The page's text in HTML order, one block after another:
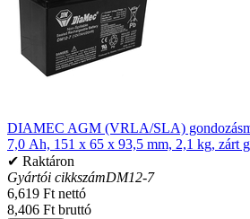
DIAMEC AGM (VRLA/SLA)
7,0 Ah, 151 x 65 x 93,5 mm, 2,1 kg, zárt
✔ Raktáron
Gyártói cikkszámDM12-7
6,619 Ft nettó
8,406 Ft bruttó